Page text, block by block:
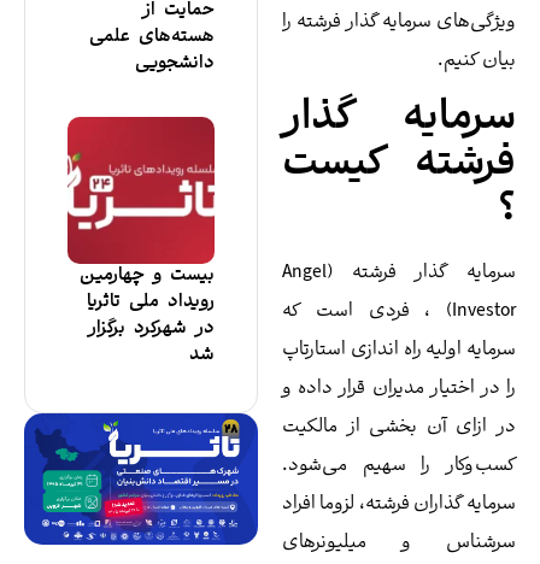
سرمایه گذار فرشته را
کنیم.
گذار
کیست
سرمایه گذار فرشته (Angel
Investor) ، فردی است که
اولیه راه اندازی استارتاپ
در اختیار مدیران قرار داده و
ازای آن بخشی از مالکیت
را سهیم می‌شود.
گذاران فرشته، لزوما افراد
و میلیونرهای
حمایت از
هسته‌های علمی
دانشجویی
بیست و چهارمین
رویداد ملی تاثریا
در شهرکرد برگزار